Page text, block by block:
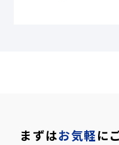
まずはお気軽に